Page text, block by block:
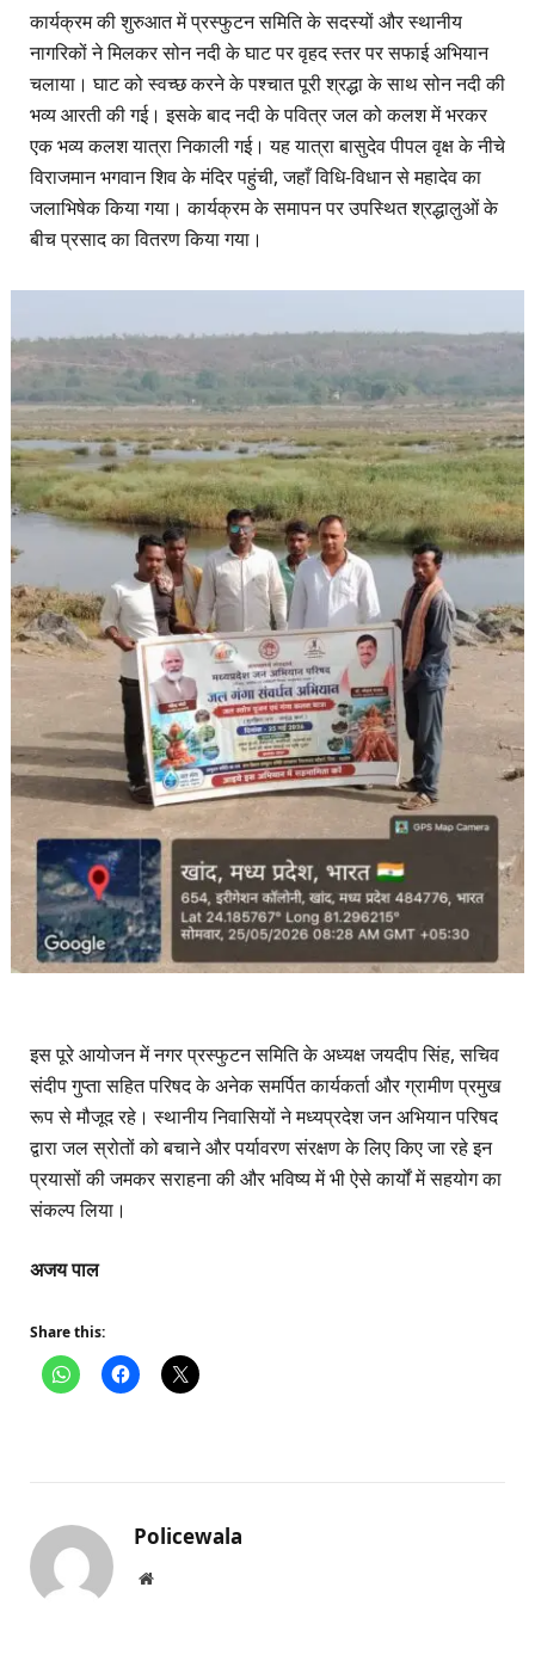
​कार्यक्रम की शुरुआत में प्रस्फुटन समिति के सदस्यों और स्थानीय
नागरिकों ने मिलकर सोन नदी के घाट पर वृहद स्तर पर सफाई अभियान
चलाया। घाट को स्वच्छ करने के पश्चात पूरी श्रद्धा के साथ सोन नदी की
भव्य आरती की गई। इसके बाद नदी के पवित्र जल को कलश में भरकर
एक भव्य कलश यात्रा निकाली गई। यह यात्रा बासुदेव पीपल वृक्ष के नीचे
विराजमान भगवान शिव के मंदिर पहुंची, जहाँ विधि-विधान से महादेव का
जलाभिषेक किया गया। कार्यक्रम के समापन पर उपस्थित श्रद्धालुओं के
बीच प्रसाद का वितरण किया गया।
​इस पूरे आयोजन में नगर प्रस्फुटन समिति के अध्यक्ष जयदीप सिंह, सचिव
संदीप गुप्ता सहित परिषद के अनेक समर्पित कार्यकर्ता और ग्रामीण प्रमुख
रूप से मौजूद रहे। स्थानीय निवासियों ने मध्यप्रदेश जन अभियान परिषद
द्वारा जल स्रोतों को बचाने और पर्यावरण संरक्षण के लिए किए जा रहे इन
प्रयासों की जमकर सराहना की और भविष्य में भी ऐसे कार्यों में सहयोग का
संकल्प लिया।
अजय पाल
Share this:
Policewala
Website